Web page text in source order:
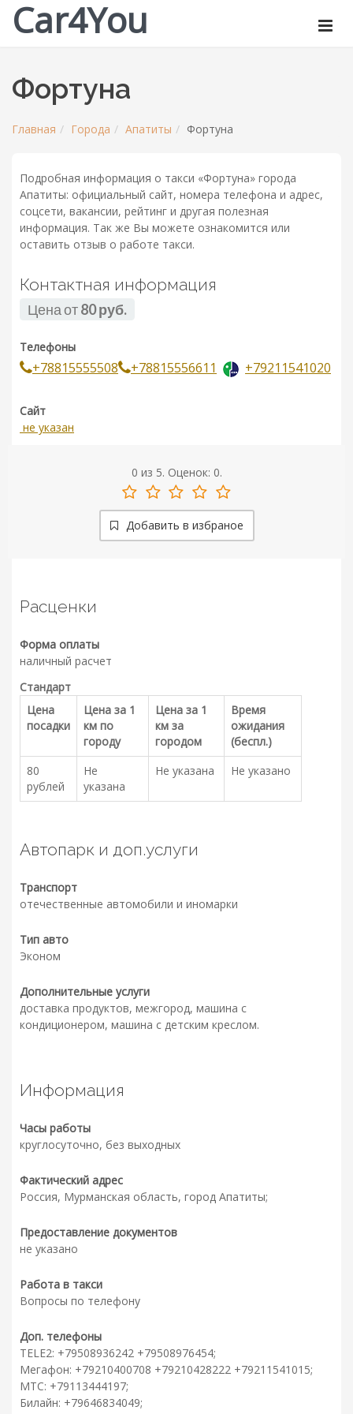
Car4You
Фортуна
Главная Города Апатиты Фортуна
Подробная информация о такси «Фортуна» города
Апатиты: официальный сайт, номера телефона и адрес,
соцсети, вакансии, рейтинг и другая полезная
информация. Так же Вы можете ознакомится или
оставить отзыв о работе такси.
Контактная информация
Цена от80 руб.
Телефоны
+78815555508 +78815556611 +79211541020
Сайт
не указан
0 из 5. Оценок: 0.
Добавить в избраное
Расценки
Форма оплаты
наличный расчет
Стандарт
Цена
посадки
Цена за 1
км по
городу
Цена за 1
км за
городом
Время
ожидания
(беспл.)
80
рублей
Не
указана
Не указана Не указано
Автопарк и доп.услуги
Транспорт
отечественные автомобили и иномарки
Тип авто
Эконом
Дополнительные услуги
доставка продуктов, межгород, машина с
кондиционером, машина с детским креслом.
Информация
Часы работы
круглосуточно, без выходных
Фактический адрес
Россия, Мурманская область, город Апатиты;
Предоставление документов
не указано
Работа в такси
Вопросы по телефону
Доп. телефоны
TELE2: +79508936242 +79508976454;
Мегафон: +79210400708 +79210428222 +79211541015;
МТС: +79113444197;
Билайн: +79646834049;